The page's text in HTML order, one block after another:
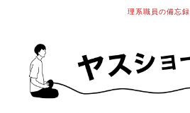
理系職員の備忘録